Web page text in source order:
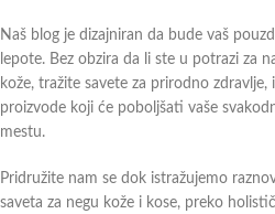
Naš blog je dizajniran da bude vaš
lepote. Bez obzira da li ste u potrazi za
kože, tražite savete za prirodno
proizvode koji će poboljšati vaše
mestu.
Pridružite nam se dok istražujemo
saveta za negu kože i kose, preko